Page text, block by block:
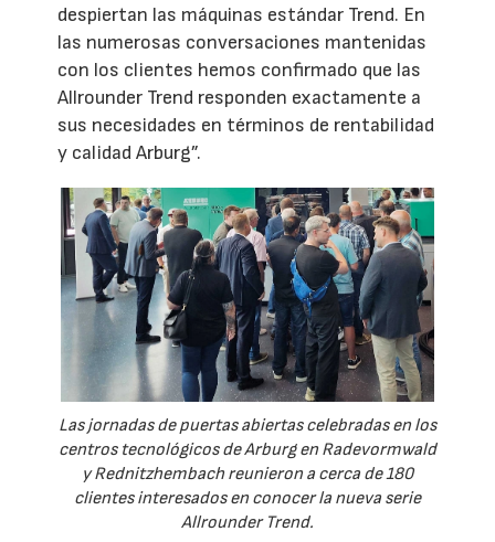
despiertan las máquinas estándar Trend. En
las numerosas conversaciones mantenidas
con los clientes hemos confirmado que las
Allrounder Trend responden exactamente a
sus necesidades en términos de rentabilidad
y calidad Arburg”.
Las jornadas de puertas abiertas celebradas en los
centros tecnológicos de Arburg en Radevormwald
y Rednitzhembach reunieron a cerca de 180
clientes interesados en conocer la nueva serie
Allrounder Trend.